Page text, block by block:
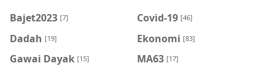
Bajet2023 [7] Covid-19 [46]
Dadah [19] Ekonomi [83]
Gawai Dayak [15] MA63 [17]